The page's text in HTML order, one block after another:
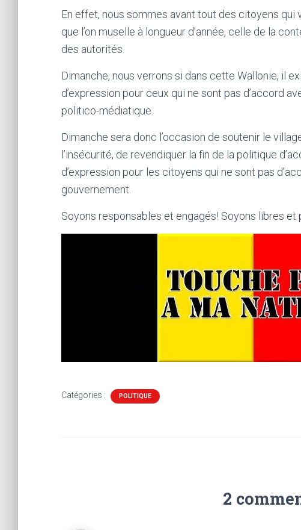
En effet, nous sommes avant tout des citoyens
que l’on muselle à longueur d’année, celle de la
des autorités.
Dimanche, nous verrons si dans cette Wallonie, il
d’expression pour ceux qui ne sont pas d’accord
politico-médiatique.
Dimanche sera donc l’occasion de soutenir le
l’insécurité, de revendiquer la fin de la politique
d’expression pour les citoyens qui ne sont pas
gouvernement.
Soyons responsables et engagés! Soyons libres et
Catégories : POLITIQUE
2